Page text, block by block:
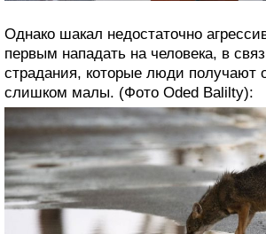
Однако шакал недостаточно
первым нападать на человека, в
страдания, которые люди получают
слишком малы. (Фото Oded Balilty):